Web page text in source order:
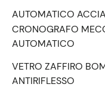
AUTOMATICO
CRONOGRAFO
AUTOMATICO
VETRO ZAFFIRO
ANTIRIFLESSO